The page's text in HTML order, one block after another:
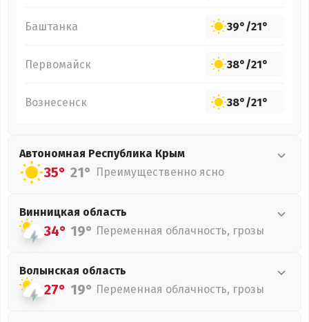
Баштанка 39°/21°
Первомайск 38°/21°
Вознесенск 38°/21°
Автономная Республика Крым
35° 21° Преимущественно ясно
Винницкая область
34° 19° Переменная облачность, грозы
Волынская область
27° 19° Переменная облачность, грозы